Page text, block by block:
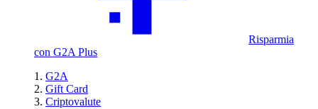
Risparmia
con G2A Plus
G2A
Gift Card
Criptovalute